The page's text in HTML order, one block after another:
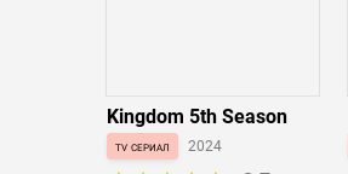
Kingdom 5th Season
tv сериал 2024